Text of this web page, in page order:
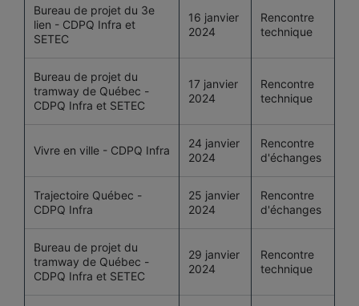
Bureau de projet du 3e
lien - CDPQ Infra et
SETEC
16 janvier
2024
Rencontre
technique
Bureau de projet du
tramway de Québec -
CDPQ Infra et SETEC
17 janvier
2024
Rencontre
technique
Vivre en ville - CDPQ Infra
24 janvier
2024
Rencontre
d'échanges
Trajectoire Québec -
CDPQ Infra
25 janvier
2024
Rencontre
d'échanges
Bureau de projet du
tramway de Québec -
CDPQ Infra et SETEC
29 janvier
2024
Rencontre
technique